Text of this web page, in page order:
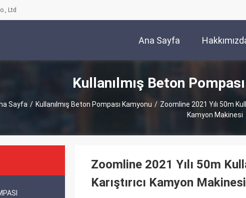
Ltd
Ana Sayfa
Kullanılmış Beton
Sayfa / Kullanılmış Beton Pompası Kamyonu / Zoomline 2021 Yılı 50m
Kamyon Makinesi
Zoomline 2021 Yılı 50m
Karıştırıcı Kamyon Makinesi